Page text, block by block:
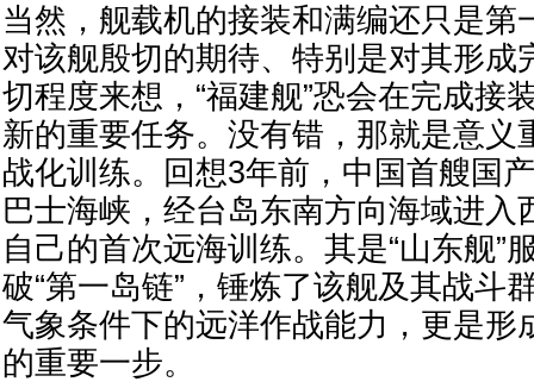
当然，舰载机的接装和满编还只是第
对该舰殷切的期待、特别是对其形成
切程度来想，“福建舰”恐会在完成接
新的重要任务。没有错，那就是意义
战化训练。回想3年前，中国首艘国
巴士海峡，经台岛东南方向海域进入
自己的首次远海训练。其是“山东舰”
破“第一岛链”，锤炼了该舰及其战斗
气象条件下的远洋作战能力，更是形
的重要一步。